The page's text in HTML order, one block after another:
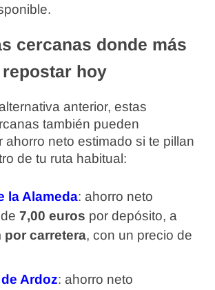
cercanas donde más
hoy
anterior, estas
también pueden
ahorro neto estimado si te pillan
de tu ruta habitual:
la Alameda: ahorro neto
7,00 euros por depósito, a
por carretera, con un precio de
Ardoz: ahorro neto